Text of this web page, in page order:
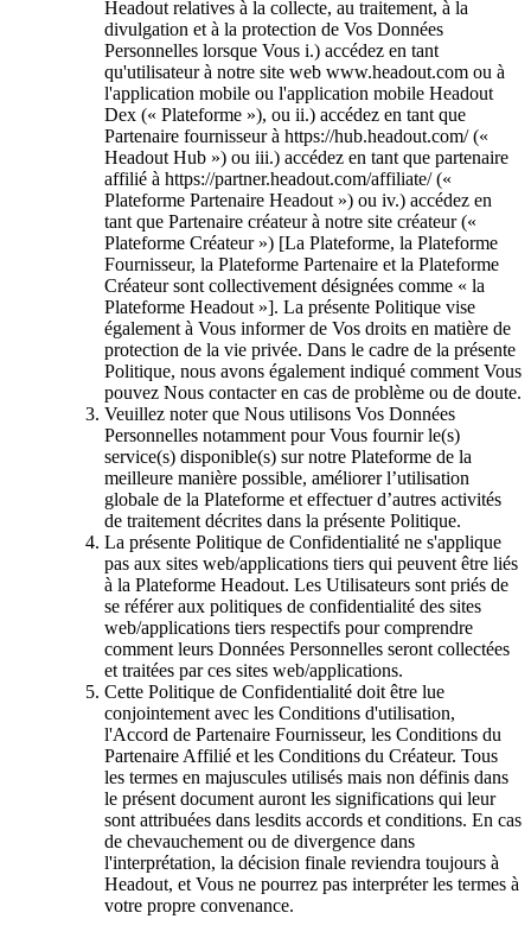
Headout relatives à la collecte, au traitement, à la
divulgation et à la protection de Vos Données
Personnelles lorsque Vous i.) accédez en tant
qu'utilisateur à notre site web www.headout.com ou à
l'application mobile ou l'application mobile Headout
Dex (« Plateforme »), ou ii.) accédez en tant que
Partenaire fournisseur à https://hub.headout.com/ («
Headout Hub ») ou iii.) accédez en tant que partenaire
affilié à https://partner.headout.com/affiliate/ («
Plateforme Partenaire Headout ») ou iv.) accédez en
tant que Partenaire créateur à notre site créateur («
Plateforme Créateur ») [La Plateforme, la Plateforme
Fournisseur, la Plateforme Partenaire et la Plateforme
Créateur sont collectivement désignées comme « la
Plateforme Headout »]. La présente Politique vise
également à Vous informer de Vos droits en matière de
protection de la vie privée. Dans le cadre de la présente
Politique, nous avons également indiqué comment Vous
pouvez Nous contacter en cas de problème ou de doute.
Veuillez noter que Nous utilisons Vos Données
Personnelles notamment pour Vous fournir le(s)
service(s) disponible(s) sur notre Plateforme de la
meilleure manière possible, améliorer l’utilisation
globale de la Plateforme et effectuer d’autres activités
de traitement décrites dans la présente Politique.
La présente Politique de Confidentialité ne s'applique
pas aux sites web/applications tiers qui peuvent être liés
à la Plateforme Headout. Les Utilisateurs sont priés de
se référer aux politiques de confidentialité des sites
web/applications tiers respectifs pour comprendre
comment leurs Données Personnelles seront collectées
et traitées par ces sites web/applications.
Cette Politique de Confidentialité doit être lue
conjointement avec les Conditions d'utilisation,
l'Accord de Partenaire Fournisseur, les Conditions du
Partenaire Affilié et les Conditions du Créateur. Tous
les termes en majuscules utilisés mais non définis dans
le présent document auront les significations qui leur
sont attribuées dans lesdits accords et conditions. En cas
de chevauchement ou de divergence dans
l'interprétation, la décision finale reviendra toujours à
Headout, et Vous ne pourrez pas interpréter les termes à
votre propre convenance.